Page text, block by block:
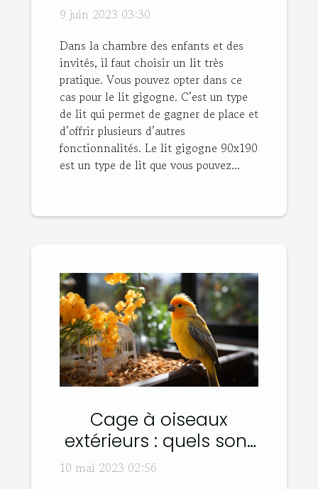
en compte son choix
9 juin 2023 03:30
Dans la chambre des enfants et des
invités, il faut choisir un lit très
pratique. Vous pouvez opter dans ce
cas pour le lit gigogne. C’est un type
de lit qui permet de gagner de place et
d’offrir plusieurs d’autres
fonctionnalités. Le lit gigogne 90x190
est un type de lit que vous pouvez...
Cage à oiseaux
extérieurs : quels sont
les différents types et
10 mai 2023 02:56